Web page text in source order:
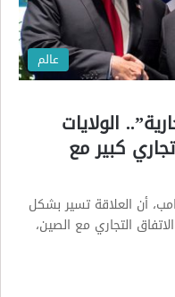
عالم
الولايات
كبير مع
أن العلاقة تسير بشكل
التجاري مع الصين،